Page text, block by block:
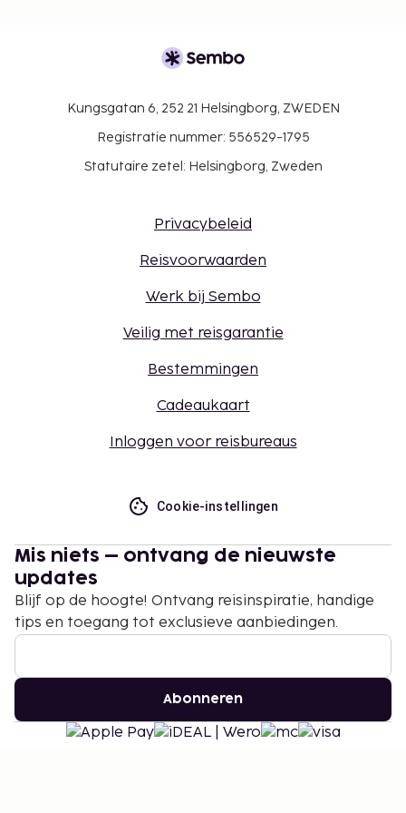
Kungsgatan 6, 252 21 Helsingborg, ZWEDEN
Registratie nummer: 556529-1795
Statutaire zetel: Helsingborg, Zweden
Privacybeleid
Reisvoorwaarden
Werk bij Sembo
Veilig met reisgarantie
Bestemmingen
Cadeaukaart
Inloggen voor reisbureaus
Cookie-instellingen
Mis niets – ontvang de nieuwste
updates
Blijf op de hoogte! Ontvang reisinspiratie, handige
tips en toegang tot exclusieve aanbiedingen.
Abonneren